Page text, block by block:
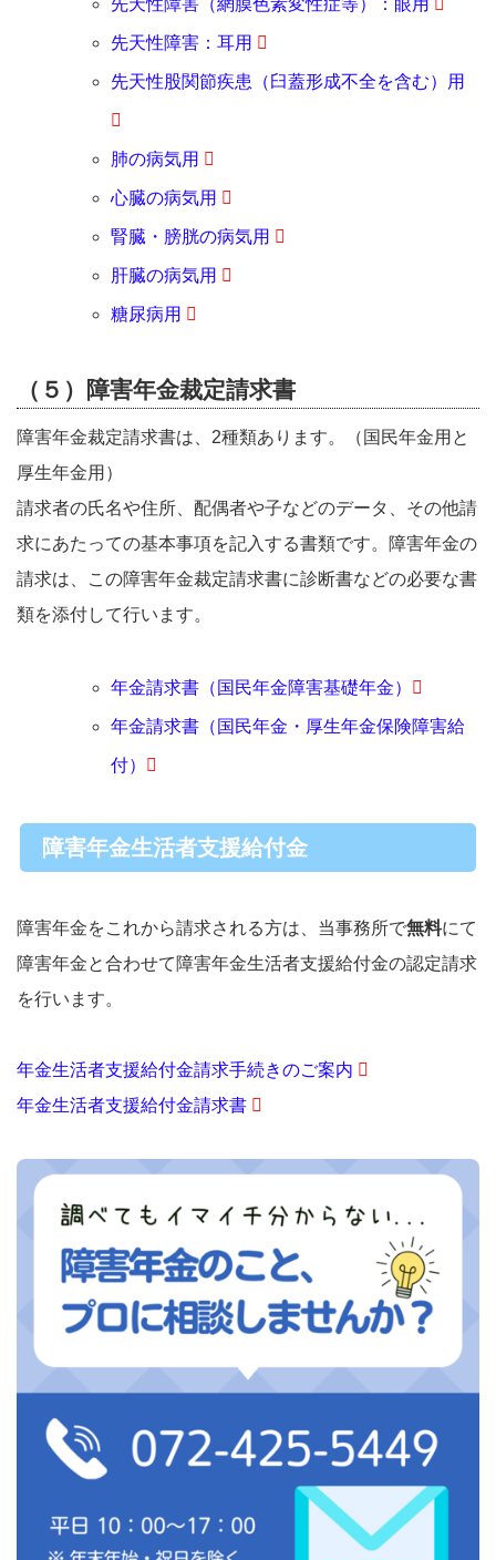
先天性障害：耳用
先天性股関節疾患（臼蓋形成不全を含む）用
肺の病気用
心臓の病気用
腎臓・膀胱の病気用
肝臓の病気用
糖尿病用
（５）障害年金裁定請求書
障害年金裁定請求書は、2種類あります。（国民年金用と
厚生年金用）
請求者の氏名や住所、配偶者や子などのデータ、その他請
求にあたっての基本事項を記入する書類です。障害年金の
請求は、この障害年金裁定請求書に診断書などの必要な書
類を添付して行います。
年金請求書（国民年金障害基礎年金）
年金請求書（国民年金・厚生年金保険障害給
付）
障害年金生活者支援給付金
障害年金をこれから請求される方は、当事務所で無料にて
障害年金と合わせて障害年金生活者支援給付金の認定請求
を行います。
年金生活者支援給付金請求手続きのご案内
年金生活者支援給付金請求書